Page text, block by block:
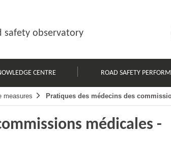
safety observatory
CENTRE ROAD SAFETY
measures Pratiques des médecins des
médicales -